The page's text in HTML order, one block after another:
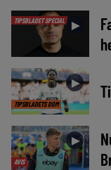
TIPSBLADET SPECIAL ►
TIPSBLADETS DOM
►
AVIS
►